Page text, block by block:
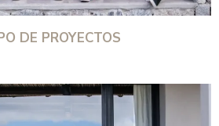
DE PROYECTOS